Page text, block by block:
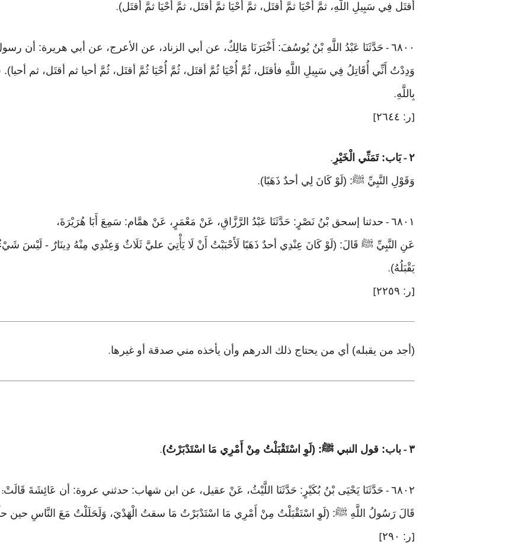
أقتَل فِي سَبِيلِ اللَّهِ، ثمَّ أُحْيَا ثمَّ أقتَل، ثمَّ أُحْيَا ثمَّ أقتَل، ثمَّ أُحْيَا ثمَّ أقتَل).
٦٨٠٠ - حَدَّثَنَا عَبْدُ اللَّهِ بْنُ يُوسُفَ: أَخْبَرَنَا مَالِكٌ، عن أبي الزناد، عن الأعرج، عن أبي هريرة: أن
وَدِدْتُ أَنِّي أُقَاتِلُ فِي سَبِيلِ اللَّهِ فأقتَل، ثُمَّ أُحْيَا ثُمَّ أقتَل، ثُمَّ أُحْيَا ثُمَّ أقتَل، ثُمَّ أحيا ثم أقتَل، ثم أحيا).
بِاللَّهِ.
[ر: ٢٦٤٤ ]
٢ -بَاب: تَمَنِّي الْخَيْرِ .
وَقَوْلِ النَّبِيِّ ﷺ: (لَوْ كَانَ لِي أحدٌ ذَهَبًا).
٦٨٠١ - حدثنا إسحق بْنُ نَصْرٍ: حَدَّثَنَا عَبْدُ الرَّزَّاقِ، عَنْ مَعْمَرٍ، عَنْ همَّام: سَمِعَ أَبَا هُرَيْرَةَ،
عَنِ النَّبِيِّ ﷺ قَالَ: (لَوْ كَانَ عِنْدِي أحدٌ ذَهَبًا لَأَحْبَبْتُ أَنْ لَا يَأْتِيَ عليَّ ثَلَاثٌ وَعِنْدِي مِنْهُ دِينَارٌ - لَيْسَ
يَقْبَلُهُ).
[ر: ٢٢٥٩ ]
(أجد من يقبله) أي من يحتاج ذلك الدرهم وأن يأخذه مني صدقة أو غيرها.
٣ - باب: قول النبي ﷺ: (لَوِ اسْتَقْبَلْتُ مِنْ أَمْرِي مَا اسْتَدْبَرْتُ).
٦٨٠٢ - حَدَّثَنَا يَحْيَى بْنُ بُكَيْرٍ: حَدَّثَنَا اللَّيْثُ، عَنْ عقيل، عن ابن شهاب: حدثني عروة: أن عَائِشَةَ قَالَتْ:
قَالَ رَسُولُ اللَّهِ ﷺ: (لَوِ اسْتَقْبَلْتُ مِنْ أَمْرِي مَا اسْتَدْبَرْتُ مَا سقتُ الْهَدْيَ، وَلَحَلَلْتُ مَعَ النَّاسِ حين
[ر: ٢٩٠ ]